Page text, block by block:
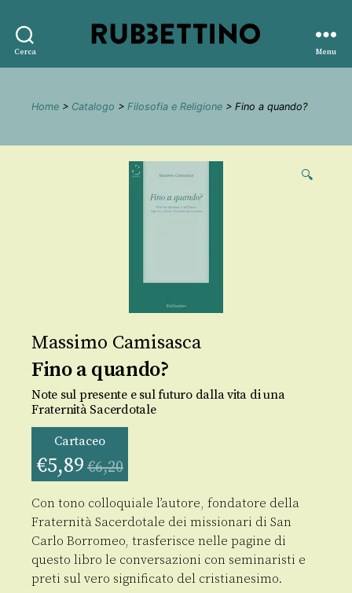
Cerca
editore
Menu
Home > Catalogo > Filosofia e Religione > Fino a quando?
🔍
Massimo Camisasca
Fino a quando?
Note sul presente e sul futuro dalla vita di una
Fraternità Sacerdotale
Cartaceo
€5,89 €6,20
Con tono colloquiale l’autore, fondatore della
Fraternità Sacerdotale dei missionari di San
Carlo Borromeo, trasferisce nelle pagine di
questo libro le conversazioni con seminaristi e
preti sul vero significato del cristianesimo.